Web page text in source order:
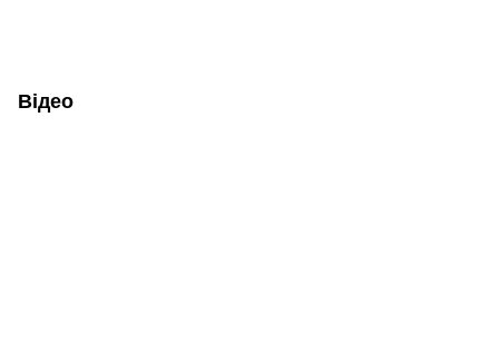
Відео